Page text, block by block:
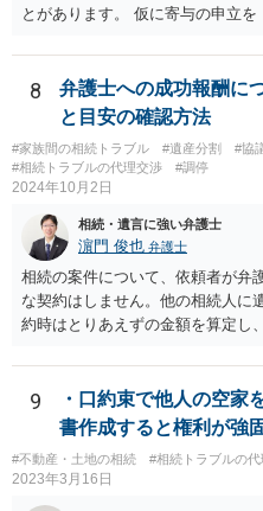
とがあります。 仮に寄与の申立
価）は不要ということもあります
なければならないでしょうから
は必要でしょう。
8
弁護士への成功報酬に
と目安の確認方法
#家族間の相続トラブル #遺産分割 #協
#相続トラブルの代理交渉
#調停
2024年10月2日
相続・遺言に強い弁護士
濵門 俊也 弁護士
相続の案件について、依頼者が弁
な契約はしません。他の相続人に
約時はとりあえずの金額を算定し
あり得ます。 今後の見通しを言
が納得できる説明を受けるべきで
9
・口約束で他人の空家
書作成すると権利が強
#不動産・土地の相続 #相続トラブルの
2023年3月16日